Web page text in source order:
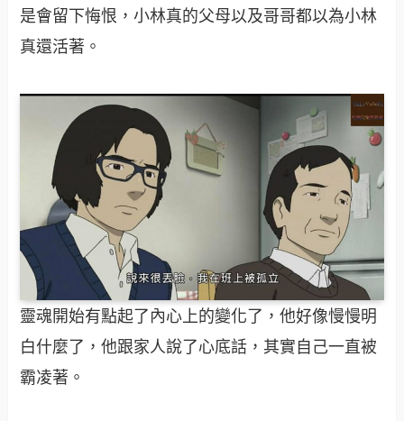
是會留下悔恨，小林真的父母以及哥哥都以為小林
真還活著。
靈魂開始有點起了內心上的變化了，他好像慢慢明
白什麼了，他跟家人說了心底話，其實自己一直被
霸凌著。